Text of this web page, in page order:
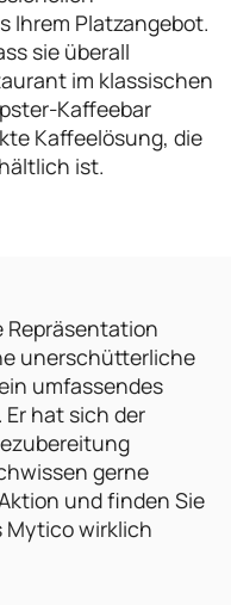
Ihrem Platzangebot.
sie überall
im klassischen
Kaffeebar
Kaffeelösung, die
ist.
Repräsentation
unerschütterliche
umfassendes
hat sich der
gerne
und finden Sie
Mytico wirklich